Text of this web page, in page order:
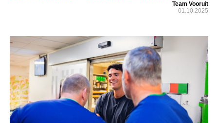
Team Vooruit
01.10.2025